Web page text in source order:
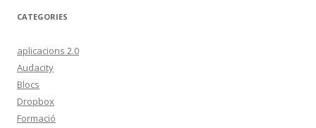
CATEGORIES
aplicacions 2.0
Audacity
Blocs
Dropbox
Formació